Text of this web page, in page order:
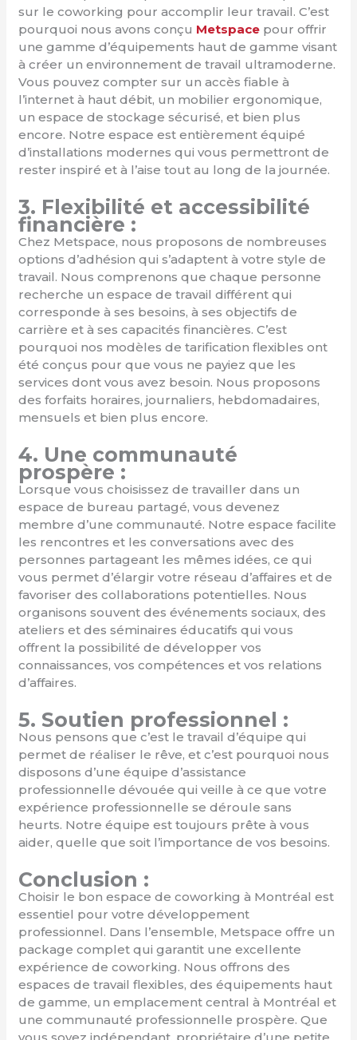
sur le coworking pour accomplir leur travail. C’est
pourquoi nous avons conçu Metspace pour offrir
une gamme d’équipements haut de gamme visant
à créer un environnement de travail ultramoderne.
Vous pouvez compter sur un accès fiable à
l’internet à haut débit, un mobilier ergonomique,
un espace de stockage sécurisé, et bien plus
encore. Notre espace est entièrement équipé
d’installations modernes qui vous permettront de
rester inspiré et à l’aise tout au long de la journée.
3. Flexibilité et accessibilité
financière :
Chez Metspace, nous proposons de nombreuses
options d’adhésion qui s’adaptent à votre style de
travail. Nous comprenons que chaque personne
recherche un espace de travail différent qui
corresponde à ses besoins, à ses objectifs de
carrière et à ses capacités financières. C’est
pourquoi nos modèles de tarification flexibles ont
été conçus pour que vous ne payiez que les
services dont vous avez besoin. Nous proposons
des forfaits horaires, journaliers, hebdomadaires,
mensuels et bien plus encore.
4. Une communauté
prospère :
Lorsque vous choisissez de travailler dans un
espace de bureau partagé, vous devenez
membre d’une communauté. Notre espace facilite
les rencontres et les conversations avec des
personnes partageant les mêmes idées, ce qui
vous permet d’élargir votre réseau d’affaires et de
favoriser des collaborations potentielles. Nous
organisons souvent des événements sociaux, des
ateliers et des séminaires éducatifs qui vous
offrent la possibilité de développer vos
connaissances, vos compétences et vos relations
d’affaires.
5. Soutien professionnel :
Nous pensons que c’est le travail d’équipe qui
permet de réaliser le rêve, et c’est pourquoi nous
disposons d’une équipe d’assistance
professionnelle dévouée qui veille à ce que votre
expérience professionnelle se déroule sans
heurts. Notre équipe est toujours prête à vous
aider, quelle que soit l’importance de vos besoins.
Conclusion :
Choisir le bon espace de coworking à Montréal est
essentiel pour votre développement
professionnel. Dans l’ensemble, Metspace offre un
package complet qui garantit une excellente
expérience de coworking. Nous offrons des
espaces de travail flexibles, des équipements haut
de gamme, un emplacement central à Montréal et
une communauté professionnelle prospère. Que